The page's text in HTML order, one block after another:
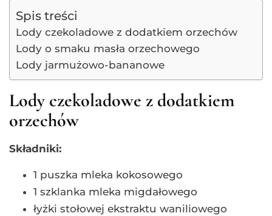
Spis treści
Lody czekoladowe z dodatkiem orzechów
Lody o smaku masła orzechowego
Lody jarmużowo-bananowe
Lody czekoladowe z dodatkiem
orzechów
Składniki:
1 puszka mleka kokosowego
1 szklanka mleka migdałowego
łyżki stołowej ekstraktu waniliowego